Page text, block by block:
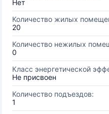
Нет
Количество жилых
20
Количество нежилых
0
Класс энергетической
Не присвоен
Количество подъездов:
1